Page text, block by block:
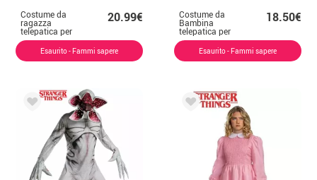
Costume da
ragazza
telepatica per
donna
20.99€
Esaurito - Fammi sapere
Costume da
Bambina
telepatica per
bambina
18.50€
Esaurito - Fammi sapere